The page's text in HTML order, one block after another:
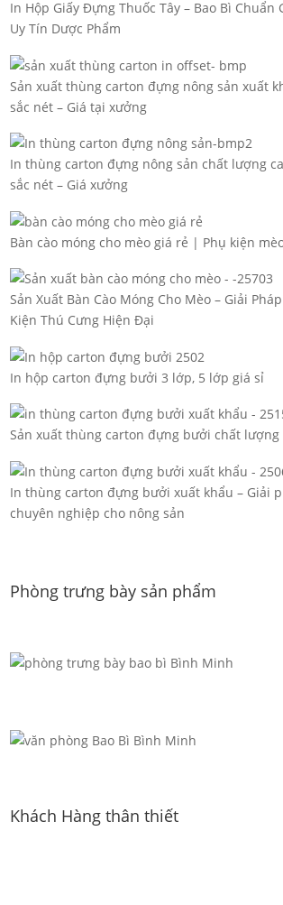
In Hộp Giấy Đựng Thuốc Tây – Bao Bì Chuẩn
Uy Tín Dược Phẩm
Sản xuất thùng carton đựng nông sản xuất
sắc nét – Giá tại xưởng
In thùng carton đựng nông sản chất lượng
sắc nét – Giá xưởng
Bàn cào móng cho mèo giá rẻ | Phụ kiện
Sản Xuất Bàn Cào Móng Cho Mèo – Giải
Kiện Thú Cưng Hiện Đại
In hộp carton đựng bưởi 3 lớp, 5 lớp giá sỉ
Sản xuất thùng carton đựng bưởi chất lượng
In thùng carton đựng bưởi xuất khẩu – Giải
chuyên nghiệp cho nông sản
Phòng trưng bày sản phẩm
Khách Hàng thân thiết